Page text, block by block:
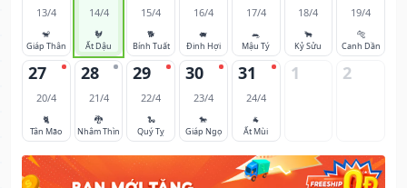
13/4
🐒
Giáp Thân
14/4
🐓
Ất Dậu
15/4
🐕
Bính Tuất
16/4
🐖
Đinh Hợi
17/4
🐀
Mậu Tý
18/4
🐂
Kỷ Sửu
19/4
🐅
Canh Dần
27
20/4
🐈
Tân Mão
28
21/4
🐉
Nhâm Thìn
29
22/4
🐍
Quý Tỵ
30
23/4
🐎
Giáp Ngọ
31
24/4
🐐
Ất Mùi
1 2